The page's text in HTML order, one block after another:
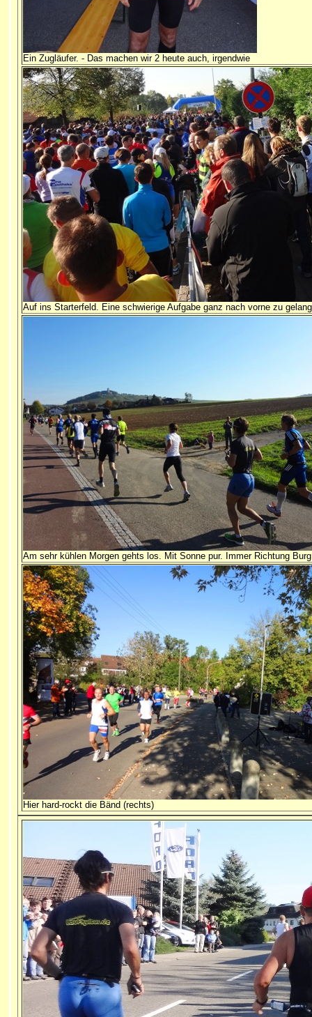
Ein Zugläufer. - Das machen wir 2 heute auch, irgendwie
Auf ins Starterfeld. Eine schwierige Aufgabe ganz nach vorne zu
Am sehr kühlen Morgen gehts los. Mit Sonne pur. Immer Richtung Burg
Hier hard-rockt die Bänd (rechts)